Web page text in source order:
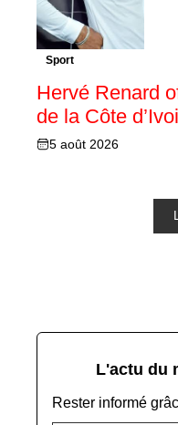
Sport
Hervé Renard
de la Côte
5 août 2026
L'actu du
Rester informé